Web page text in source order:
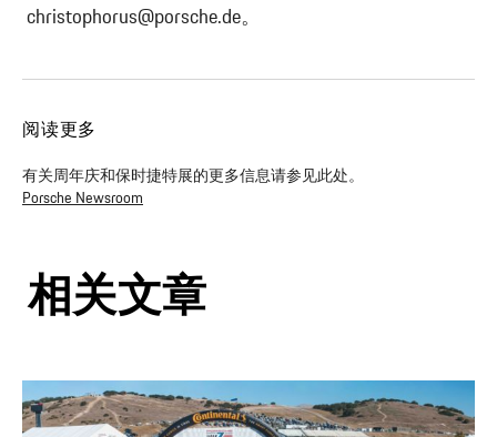
christophorus@porsche.de。
阅读更多
有关周年庆和保时捷特展的更多信息请参见此处。
Porsche Newsroom
相关文章